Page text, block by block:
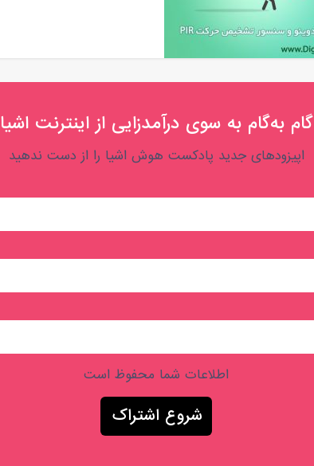
گام به‌گام به‌ سوی درآمدزایی از اینترنت اشیا
اپیزودهای جدید پادکست هوش اشیا را از دست ندهید
اطلاعات شما محفوظ است